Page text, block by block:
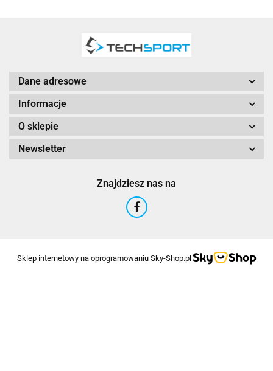
Dane adresowe
Informacje
O sklepie
Newsletter
Znajdziesz nas na
Sklep internetowy na oprogramowaniu Sky-Shop.pl